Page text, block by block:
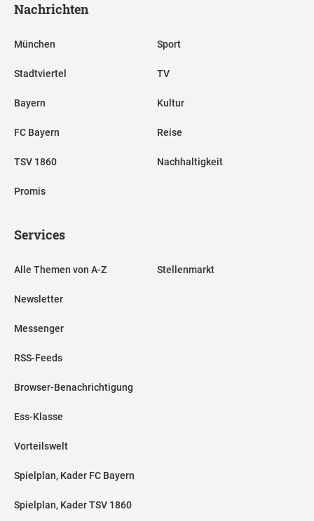
Nachrichten
München
Stadtviertel
Bayern
FC Bayern
TSV 1860
Promis
Sport
TV
Kultur
Reise
Nachhaltigkeit
Services
Alle Themen von A-Z
Newsletter
Messenger
RSS-Feeds
Browser-Benachrichtigung
Ess-Klasse
Vorteilswelt
Spielplan, Kader FC Bayern
Spielplan, Kader TSV 1860
Stellenmarkt